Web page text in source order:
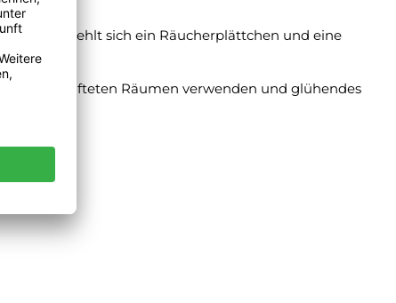
empfiehlt sich ein Räucherplättchen und eine
gut belüfteten Räumen verwenden und glühendes